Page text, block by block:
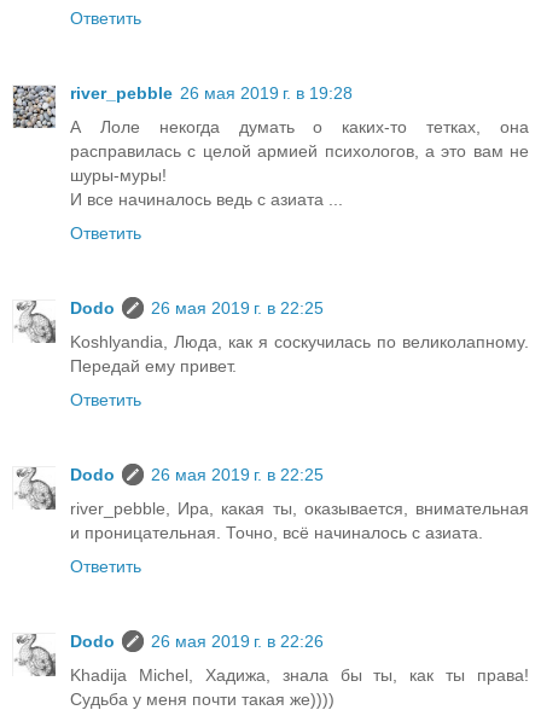
Ответить
river_pebble 26 мая 2019 г. в 19:28
А Лоле некогда думать о каких-то тетках, она
расправилась с целой армией психологов, а это вам не
шуры-муры!
И все начиналось ведь с азиата ...
Ответить
Dodo
26 мая 2019 г. в 22:25
Koshlyandia, Люда, как я соскучилась по великолапному.
Передай ему привет.
Ответить
Dodo
26 мая 2019 г. в 22:25
river_pebble, Ира, какая ты, оказывается, внимательная
и проницательная. Точно, всё начиналось с азиата.
Ответить
Dodo
26 мая 2019 г. в 22:26
Khadija Michel, Хадижа, знала бы ты, как ты права!
Судьба у меня почти такая же))))